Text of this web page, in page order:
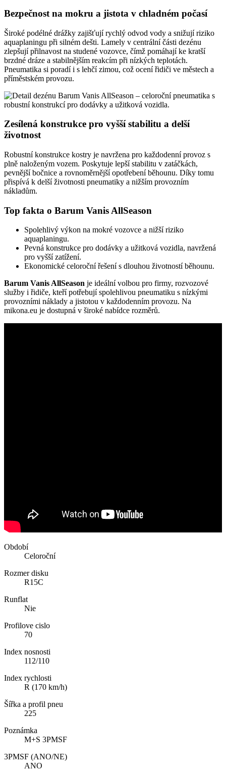
Bezpečnost na mokru a jistota v chladném počasí
Široké podélné drážky zajišťují rychlý odvod vody a snižují riziko
aquaplaningu při silném dešti. Lamely v centrální části dezénu
zlepšují přilnavost na studené vozovce, čímž pomáhají ke kratší
brzdné dráze a stabilnějším reakcím při nízkých teplotách.
Pneumatika si poradí i s lehčí zimou, což ocení řidiči ve městech a
příměstském provozu.
Zesílená konstrukce pro vyšší stabilitu a delší
životnost
Robustní konstrukce kostry je navržena pro každodenní provoz s
plně naloženým vozem. Poskytuje lepší stabilitu v zatáčkách,
pevnější bočnice a rovnoměrnější opotřebení běhounu. Díky tomu
přispívá k delší životnosti pneumatiky a nižším provozním
nákladům.
Top fakta o Barum Vanis AllSeason
Spolehlivý výkon na mokré vozovce a nižší riziko
aquaplaningu.
Pevná konstrukce pro dodávky a užitková vozidla, navržená
pro vyšší zatížení.
Ekonomické celoroční řešení s dlouhou životností běhounu.
Barum Vanis AllSeason je ideální volbou pro firmy, rozvozové
služby i řidiče, kteří potřebují spolehlivou pneumatiku s nízkými
provozními náklady a jistotou v každodenním provozu. Na
mikona.eu je dostupná v široké nabídce rozměrů.
Období
Celoroční
Rozmer disku
R15C
Runflat
Nie
Profilove cislo
70
Index nosnosti
112/110
Index rychlosti
R (170 km/h)
Šířka a profil pneu
225
Poznámka
M+S 3PMSF
3PMSF (ANO/NE)
ANO